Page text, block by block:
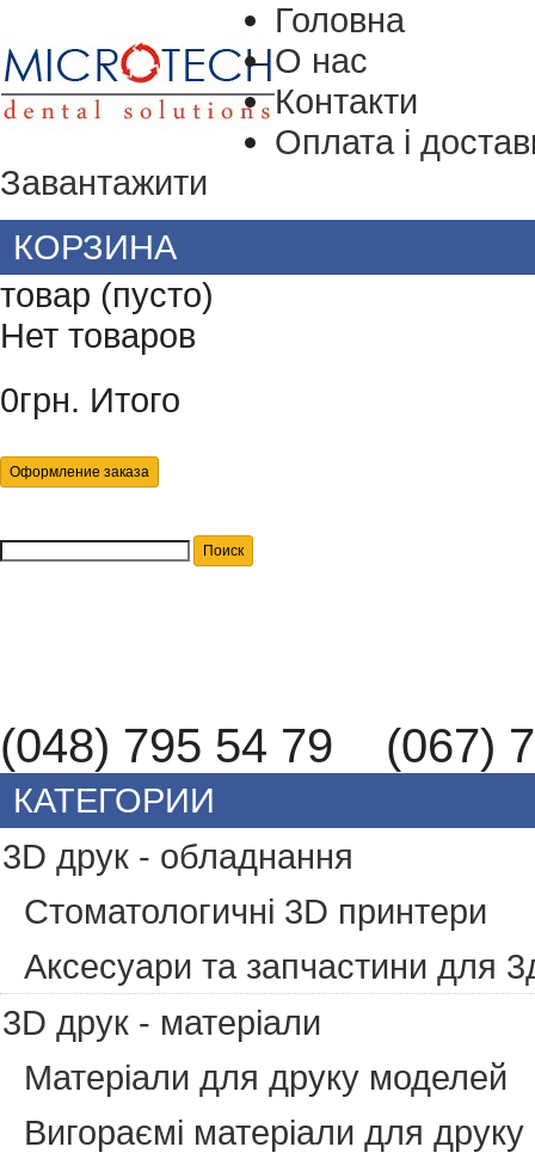
Головна
О нас
Контакти
Оплата і
Завантажити
КОРЗИНА
товар (пусто)
Нет товаров
0грн. Итого
Оформление заказа
(048) 795 54 79 (067)
КАТЕГОРИИ
3D друк - обладнання
Стоматологичні 3D принтери
Аксесуари та запчастини для
3D друк - матеріали
Матеріали для друку моделей
Вигораємі матеріали для друку